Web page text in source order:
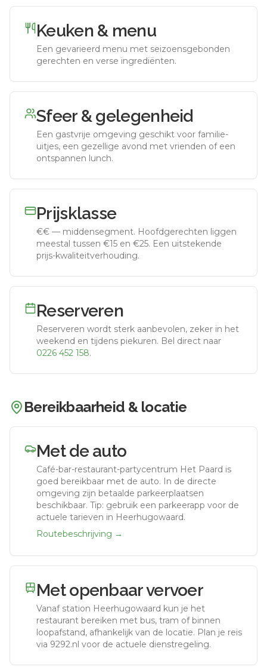
Keuken & menu
Een gevarieerd menu met seizoensgebonden
gerechten en verse ingrediënten.
Sfeer & gelegenheid
Een gastvrije omgeving geschikt voor familie-
uitjes, een gezellige avond met vrienden of een
ontspannen lunch.
Prijsklasse
€€ — middensegment. Hoofdgerechten liggen
meestal tussen €15 en €25. Een uitstekende
prijs-kwaliteitverhouding.
Reserveren
Reserveren wordt sterk aanbevolen, zeker in het
weekend en tijdens piekuren. Bel direct naar
0226 452 158.
Bereikbaarheid & locatie
Met de auto
Café-bar-restaurant-partycentrum Het Paard is
goed bereikbaar met de auto. In de directe
omgeving zijn betaalde parkeerplaatsen
beschikbaar. Tip: gebruik een parkeerapp voor de
actuele tarieven in Heerhugowaard.
Routebeschrijving →
Met openbaar vervoer
Vanaf station Heerhugowaard kun je het
restaurant bereiken met bus, tram of binnen
loopafstand, afhankelijk van de locatie. Plan je reis
via 9292.nl voor de actuele dienstregeling.